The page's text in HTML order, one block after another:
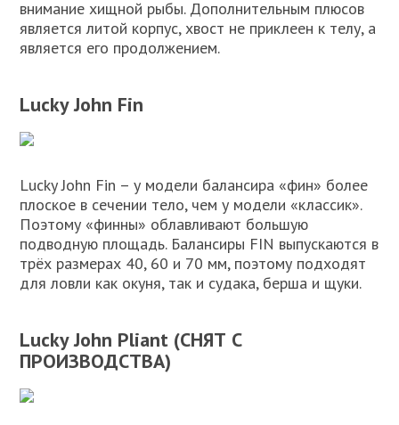
внимание хищной рыбы. Дополнительным плюсов
является литой корпус, хвост не приклеен к телу, а
является его продолжением.
Lucky John Fin
Lucky John Fin – у модели балансира «фин» более
плоское в сечении тело, чем у модели «классик».
Поэтому «финны» облавливают большую
подводную площадь. Балансиры FIN выпускаются в
трёх размерах 40, 60 и 70 мм, поэтому подходят
для ловли как окуня, так и судака, берша и щуки.
Lucky John Pliant (СНЯТ С
ПРОИЗВОДСТВА)